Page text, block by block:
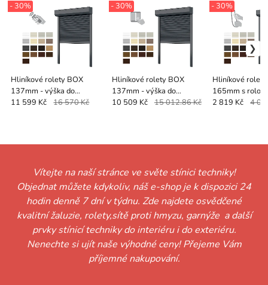
Hliníkové rolety BOX
137mm - výška do
1400mm - MOTOR -
- 30%
11 599 Kč 16 570 Kč
Hliníkové rolety BOX
137mm - výška do
1400mm - MOTOR -
- 30%
10 509 Kč 15 012.86 Kč
Hliníkové
165mm s
výška do 1690
- 30%
2 819 Kč 4
Vítejte na naší stránce ve světe stínici techniky!
Objednat můžete kdykoliv, náš e-shop je k dispozici 24
hodin denně 7 dní v týdnu. Zde najdete osvědčené
kvalitní žaluzie, rolety,sítě proti hmyzu, garnýže a další
prvky stínicí techniky do interiéru i do exteriéru.
Nenechte si ujít naše výhodné ceny! Přejeme Vám
příjemné nakupování.